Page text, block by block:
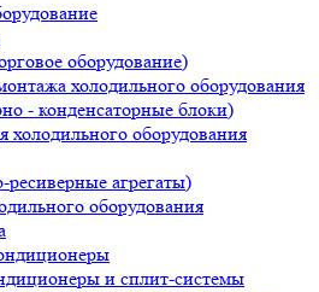
оборудование)
холодильного оборудования
- конденсаторные блоки)
оборудования
агрегаты)
оборудования
и сплит-системы